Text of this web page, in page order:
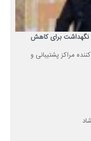
نگهداشت برای کاهش
مراکز پشتیبانی و